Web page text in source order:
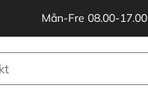
Mån-Fre 08.00-17.00